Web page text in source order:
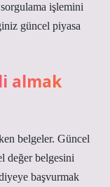
işlemini
güncel piyasa
almak
belgeler. Güncel
değer belgesini
başvurmak